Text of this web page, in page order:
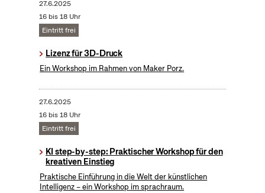
27.6.2025
16 bis 18 Uhr
Eintritt frei
Lizenz für 3D-Druck
Ein Workshop im Rahmen von Maker Porz.
27.6.2025
16 bis 18 Uhr
Eintritt frei
KI step-by-step: Praktischer Workshop für den
kreativen Einstieg
Praktische Einführung in die Welt der künstlichen
Intelligenz – ein Workshop im sprachraum.